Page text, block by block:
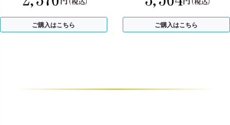
ご購入はこちら ご購入はこちら